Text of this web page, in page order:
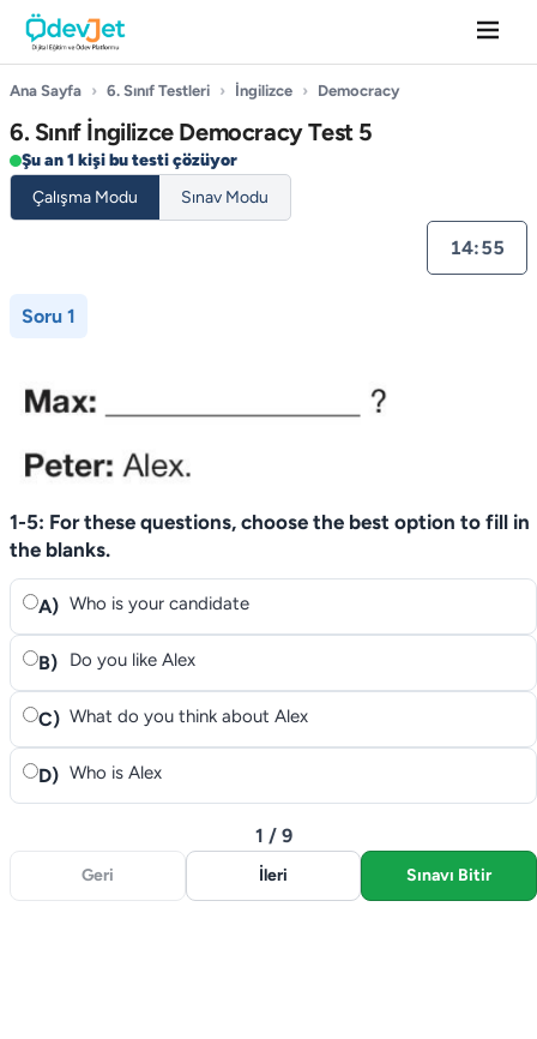
Ana Sayfa › 6. Sınıf Testleri › İngilizce › Democracy
6. Sınıf İngilizce Democracy Test 5
Şu an 1 kişi bu testi çözüyor
Çalışma Modu
Sınav Modu
14:55
Soru 1
1-5: For these questions, choose the best option to fill in
the blanks.
A) Who is your candidate
B) Do you like Alex
C) What do you think about Alex
D) Who is Alex
Geri
1 / 9
İleri Sınavı Bitir